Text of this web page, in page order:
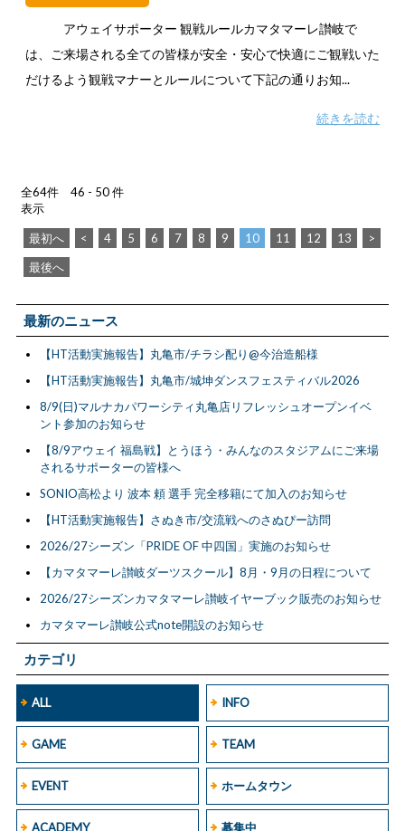
カテゴリ
ALL INFO
GAME TEAM
EVENT ホームタウン
ACADEMY 募集中
アウェイサポーター 観戦ルールカマタマーレ讃岐で
は、ご来場される全ての皆様が安全・安心で快適にご観戦いた
だけるよう観戦マナーとルールについて下記の通りお知...
続きを読む
全64件 46 - 50 件
表示
最初へ < 4 5 6 7 8 9 10 11 12 13
>
最後へ
最新のニュース
【HT活動実施報告】丸亀市/チラシ配り@今治造船様
【HT活動実施報告】丸亀市/城坤ダンスフェスティバル2026
8/9(日)マルナカパワーシティ丸亀店リフレッシュオープンイベ
ント参加のお知らせ
【8/9アウェイ 福島戦】とうほう・みんなのスタジアムにご来場
されるサポーターの皆様へ
SONIO高松より 波本 頼 選手 完全移籍にて加入のお知らせ
【HT活動実施報告】さぬき市/交流戦へのさぬぴー訪問
2026/27シーズン「PRIDE OF 中四国」実施のお知らせ
【カマタマーレ讃岐ダーツスクール】8月・9月の日程について
2026/27シーズンカマタマーレ讃岐イヤーブック販売のお知らせ
カマタマーレ讃岐公式note開設のお知らせ